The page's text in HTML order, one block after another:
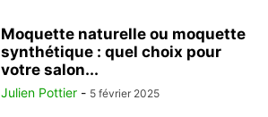
Moquette naturelle ou moquette
synthétique : quel choix pour
votre salon...
Julien Pottier - 5 février 2025